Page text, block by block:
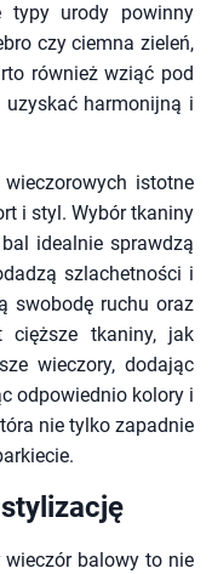
typy urody powinny
czy ciemna zieleń,
również wziąć pod
uzyskać harmonijną i
istotne
i styl. Wybór tkaniny
idealnie sprawdzą
szlachetności i
swobodę ruchu oraz
cięższe tkaniny, jak
wieczory, dodając
odpowiednio kolory i
nie tylko zapadnie
balowy to nie